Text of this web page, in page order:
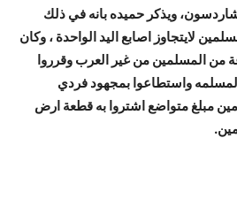
ويذكر حميده بانه في ذلك
لايتجاوز اصابع اليد الواحدة ، وكان
من المسلمين من غير العرب وقرروا
المسلمه واستطاعوا بمجهود فردي
مبلغ متواضع اشتروا به قطعة ارض